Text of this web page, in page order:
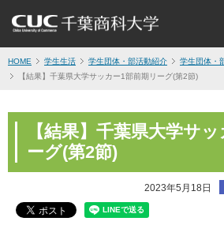
HOME 学生生活 学生団体・部活動紹介 学生団体・
【結果】千葉県大学サッカー1部前期リーグ(第2節)
【結果】千葉県大学サ
ーグ(第2節)
2023年5月18日